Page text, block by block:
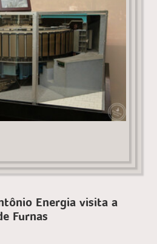
Energia visita a
Furnas